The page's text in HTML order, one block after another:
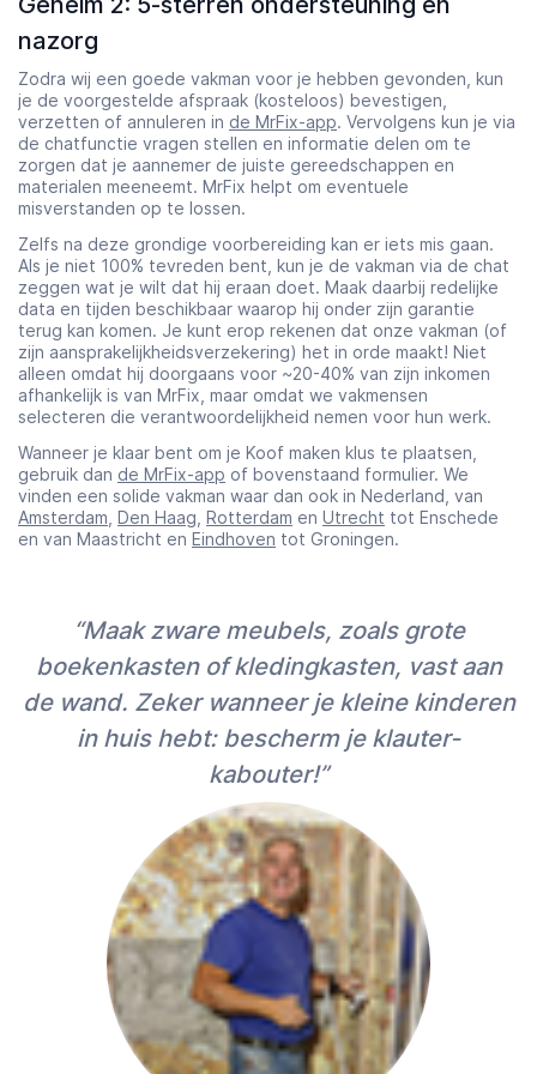
nazorg
Zodra wij een goede vakman voor je hebben gevonden, kun
je de voorgestelde afspraak (kosteloos) bevestigen,
verzetten of annuleren in de MrFix-app. Vervolgens kun je via
de chatfunctie vragen stellen en informatie delen om te
zorgen dat je aannemer de juiste gereedschappen en
materialen meeneemt. MrFix helpt om eventuele
misverstanden op te lossen.
Zelfs na deze grondige voorbereiding kan er iets mis gaan.
Als je niet 100% tevreden bent, kun je de vakman via de chat
zeggen wat je wilt dat hij eraan doet. Maak daarbij redelijke
data en tijden beschikbaar waarop hij onder zijn garantie
terug kan komen. Je kunt erop rekenen dat onze vakman (of
zijn aansprakelijkheidsverzekering) het in orde maakt! Niet
alleen omdat hij doorgaans voor ~20-40% van zijn inkomen
afhankelijk is van MrFix, maar omdat we vakmensen
selecteren die verantwoordelijkheid nemen voor hun werk.
Wanneer je klaar bent om je Koof maken klus te plaatsen,
gebruik dan de MrFix-app of bovenstaand formulier. We
vinden een solide vakman waar dan ook in Nederland, van
Amsterdam Den Haag Rotterdam en Utrecht tot Enschede
en van Maastricht en Eindhoven tot Groningen.
“Maak zware meubels, zoals grote
boekenkasten of kledingkasten, vast aan
de wand. Zeker wanneer je kleine kinderen
in huis hebt: bescherm je klauter-
kabouter!”